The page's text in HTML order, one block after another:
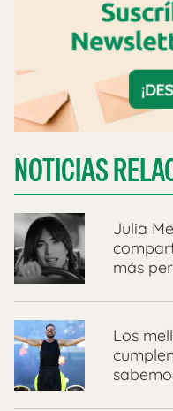
NOTICIAS
Julia
más
Los